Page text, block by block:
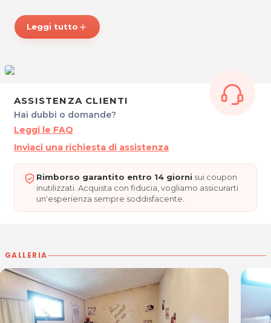
preso vita è simbolo cristiano e si trova in tutte le
chiese ...ma il significato nascosto è circondarsi di
potere e di energia..
BENESSERE & ESSERE
Via Francesco Sbroiavacca, 15
33078 San Vito al Tagliamento (PN)
Tel. 351 9172821
P.IVA 01950830933
Per ulteriori informazioni sull'offerta o sulle modalità di
acquisto scrivi a
posta@espevia.it
Leggi tutto add
ASSISTENZA CLIENTI
Hai dubbi o domande?
Leggi le FAQ
Inviaci una richiesta di assistenza
Rimborso garantito entro 14 giorni sui coupon
inutilizzati. Acquista con fiducia, vogliamo assicurarti
un'esperienza sempre soddisfacente.
GALLERIA